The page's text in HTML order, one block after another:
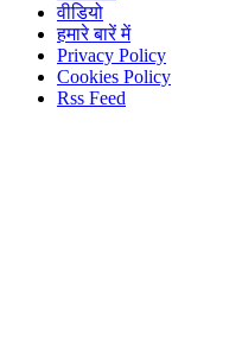
वीडियो
हमारे बारें में
Privacy Policy
Cookies Policy
Rss Feed